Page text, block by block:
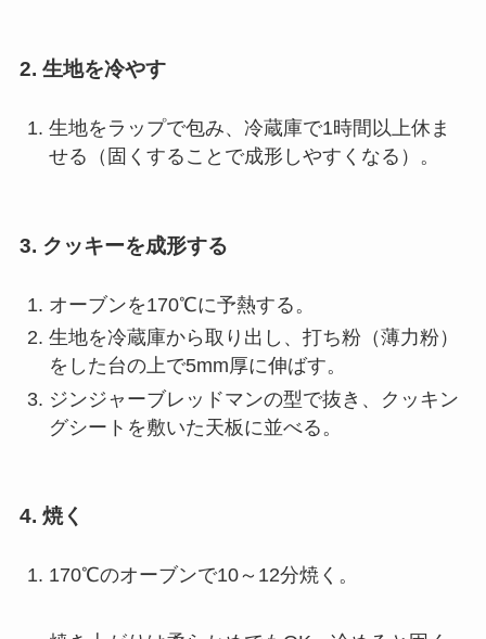
2. 生地を冷やす
生地をラップで包み、冷蔵庫で1時間以上休ま
せる（固くすることで成形しやすくなる）。
3. クッキーを成形する
オーブンを170℃に予熱する。
生地を冷蔵庫から取り出し、打ち粉（薄力粉）
をした台の上で5mm厚に伸ばす。
ジンジャーブレッドマンの型で抜き、クッキン
グシートを敷いた天板に並べる。
4. 焼く
170℃のオーブンで10～12分焼く。